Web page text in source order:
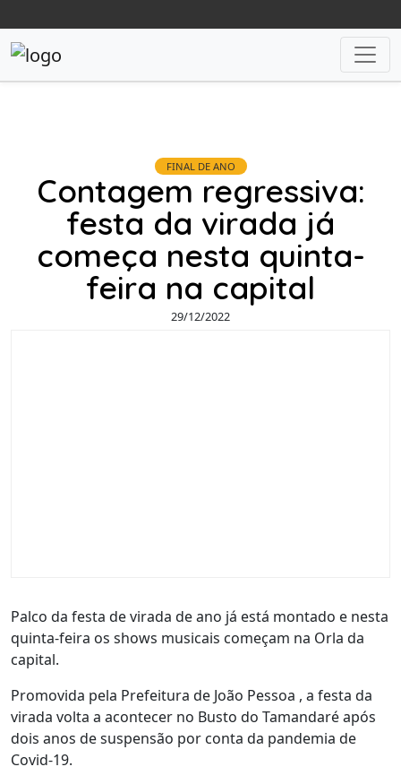
FINAL DE ANO
Contagem regressiva:
festa da virada já
começa nesta quinta-
feira na capital
29/12/2022
Palco da festa de virada de ano já está montado e nesta
quinta-feira os shows musicais começam na Orla da
capital.
Promovida pela Prefeitura de João Pessoa , a festa da
virada volta a acontecer no Busto do Tamandaré após
dois anos de suspensão por conta da pandemia de
Covid-19.